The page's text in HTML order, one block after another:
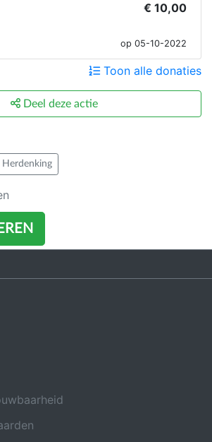
€ 10,00
op 05-10-2022
Toon alle donaties
Deel deze actie
Herdenking